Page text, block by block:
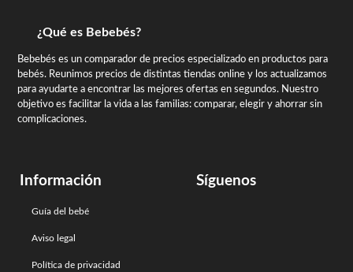
¿Qué es Bebebés?
Bebebés es un comparador de precios especializado en productos para
bebés. Reunimos precios de distintas tiendas online y los actualizamos
para ayudarte a encontrar las mejores ofertas en segundos. Nuestro
objetivo es facilitar la vida a las familias: comparar, elegir y ahorrar sin
complicaciones.
Información
Guía del bebé
Aviso legal
Política de privacidad
Síguenos